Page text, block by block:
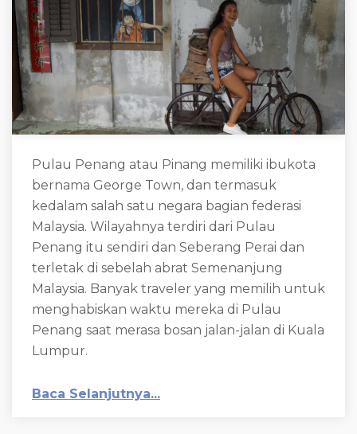
Pulau Penang atau Pinang memiliki ibukota
bernama George Town, dan termasuk
kedalam salah satu negara bagian federasi
Malaysia. Wilayahnya terdiri dari Pulau
Penang itu sendiri dan Seberang Perai dan
terletak di sebelah abrat Semenanjung
Malaysia. Banyak traveler yang memilih untuk
menghabiskan waktu mereka di Pulau
Penang saat merasa bosan jalan-jalan di Kuala
Lumpur.
Baca Selanjutnya...